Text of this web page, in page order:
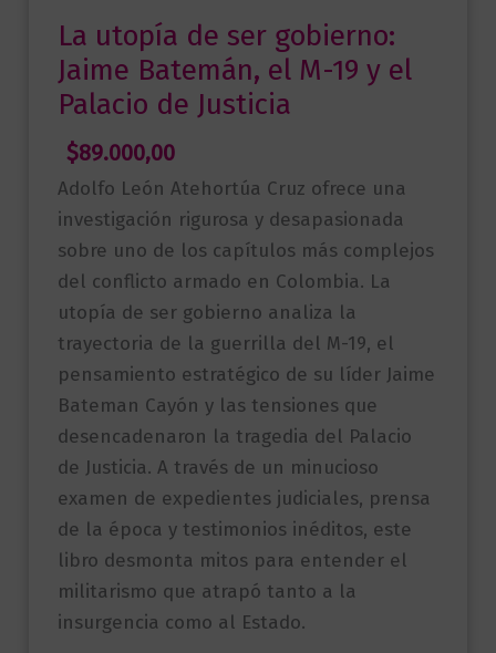
La utopía de ser gobierno:
Jaime Batemán, el M-19 y el
Palacio de Justicia
$89.000,00
Adolfo León Atehortúa Cruz ofrece una
investigación rigurosa y desapasionada
sobre uno de los capítulos más complejos
del conflicto armado en Colombia. La
utopía de ser gobierno analiza la
trayectoria de la guerrilla del M-19, el
pensamiento estratégico de su líder Jaime
Bateman Cayón y las tensiones que
desencadenaron la tragedia del Palacio
de Justicia. A través de un minucioso
examen de expedientes judiciales, prensa
de la época y testimonios inéditos, este
libro desmonta mitos para entender el
militarismo que atrapó tanto a la
insurgencia como al Estado.
Justicia
cantidad